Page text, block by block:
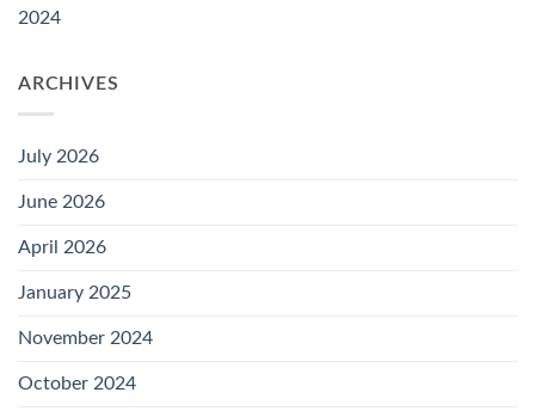
2024
ARCHIVES
July 2026
June 2026
April 2026
January 2025
November 2024
October 2024